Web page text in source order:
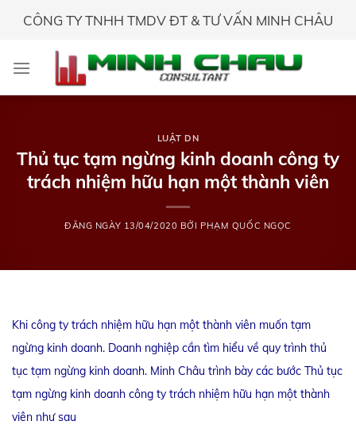
CÔNG TY TNHH TMDV ĐT & TƯ VẤN MINH CHÂU
LUẬT DN
Thủ tục tạm ngừng kinh doanh công ty
trách nhiệm hữu hạn một thành viên
ĐĂNG NGÀY 13/04/2020 BỞI PHẠM QUỐC NGỌC
Khi công ty trách nhiệm hữu hạn một thành viên muốn tạm
ngừng kinh doanh. Doanh nghiệp cần tìm hiểu về quy trình thủ
tục tạm ngừng kinh doanh. Minh Châu trình bày các bước Thủ tục
tạm ngừng kinh doanh công ty trách nhiệm hữu hạn một thành
viên như sau